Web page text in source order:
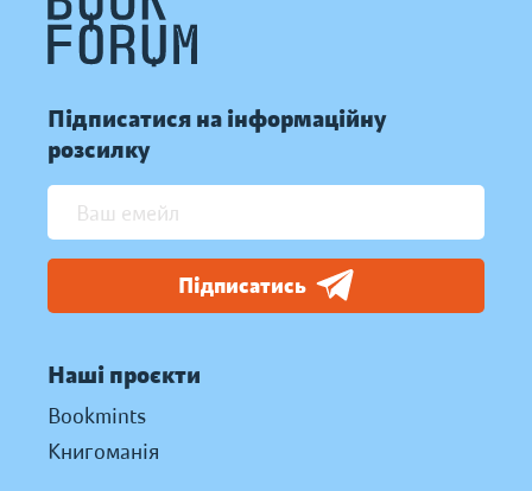
Підписатися на інформаційну
розсилку
Підписатись
Наші проєкти
Bookmints
Книгоманія